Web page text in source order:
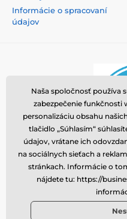
Informácie o spracovaní
údajov
Momanio s.r.o.,
republika, VAT:
+421
Naša spoločnosť používa
zabezpečenie funkčnosti
personalizáciu obsahu
tlačidlo „Súhlasím“
údajov, vrátane ich
na sociálnych sieťach a
stránkach. Informácie o
nájdete tu: https://